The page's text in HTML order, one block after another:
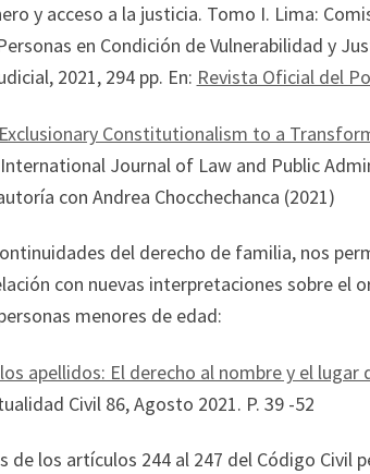
y acceso a la justicia. Tomo I. Lima:
en Condición de Vulnerabilidad y
2021, 294 pp. En: Revista Oficial del
Constitutionalism to a
Journal of Law and Public
con Andrea Chocchechanca (2021)
del derecho de familia, nos
con nuevas interpretaciones sobre el
menores de edad:
apellidos: El derecho al nombre y el
Civil 86, Agosto 2021. P. 39 -52
de los artículos 244 al 247 del Código